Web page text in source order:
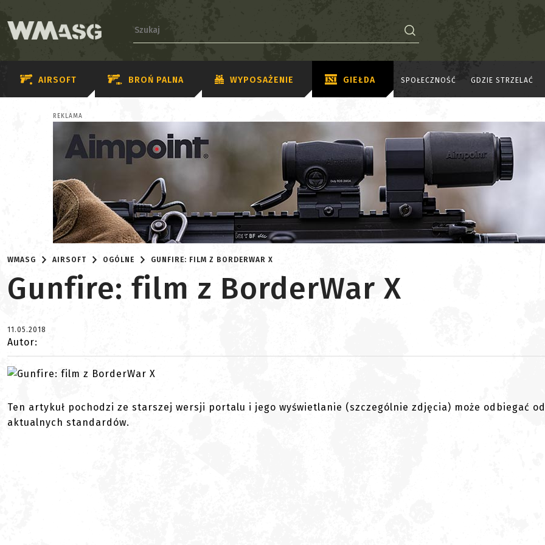
AIRSOFT BROŃ PALNA WYPOSAŻENIE GIEŁDA SPOŁECZNOŚĆ GDZIE STRZELAĆ
REKLAMA
WMASG AIRSOFT OGÓLNE GUNFIRE: FILM Z BORDERWAR X
Gunfire: film z BorderWar X
11.05.2018
Autor:
Ten artykuł pochodzi ze starszej wersji portalu i jego wyświetlanie (szczególnie zdjęcia) może odbiegać od
aktualnych standardów.